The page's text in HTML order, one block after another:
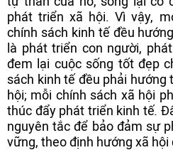
phát triển xã hội. Vì vậy,
chính sách kinh tế đều
là phát triển con người,
đem lại cuộc sống tốt đẹp
sách kinh tế đều phải
hội; mỗi chính sách xã hội
thúc đẩy phát triển kinh tế.
nguyên tắc để bảo đảm sự
vững, theo định hướng xã hội